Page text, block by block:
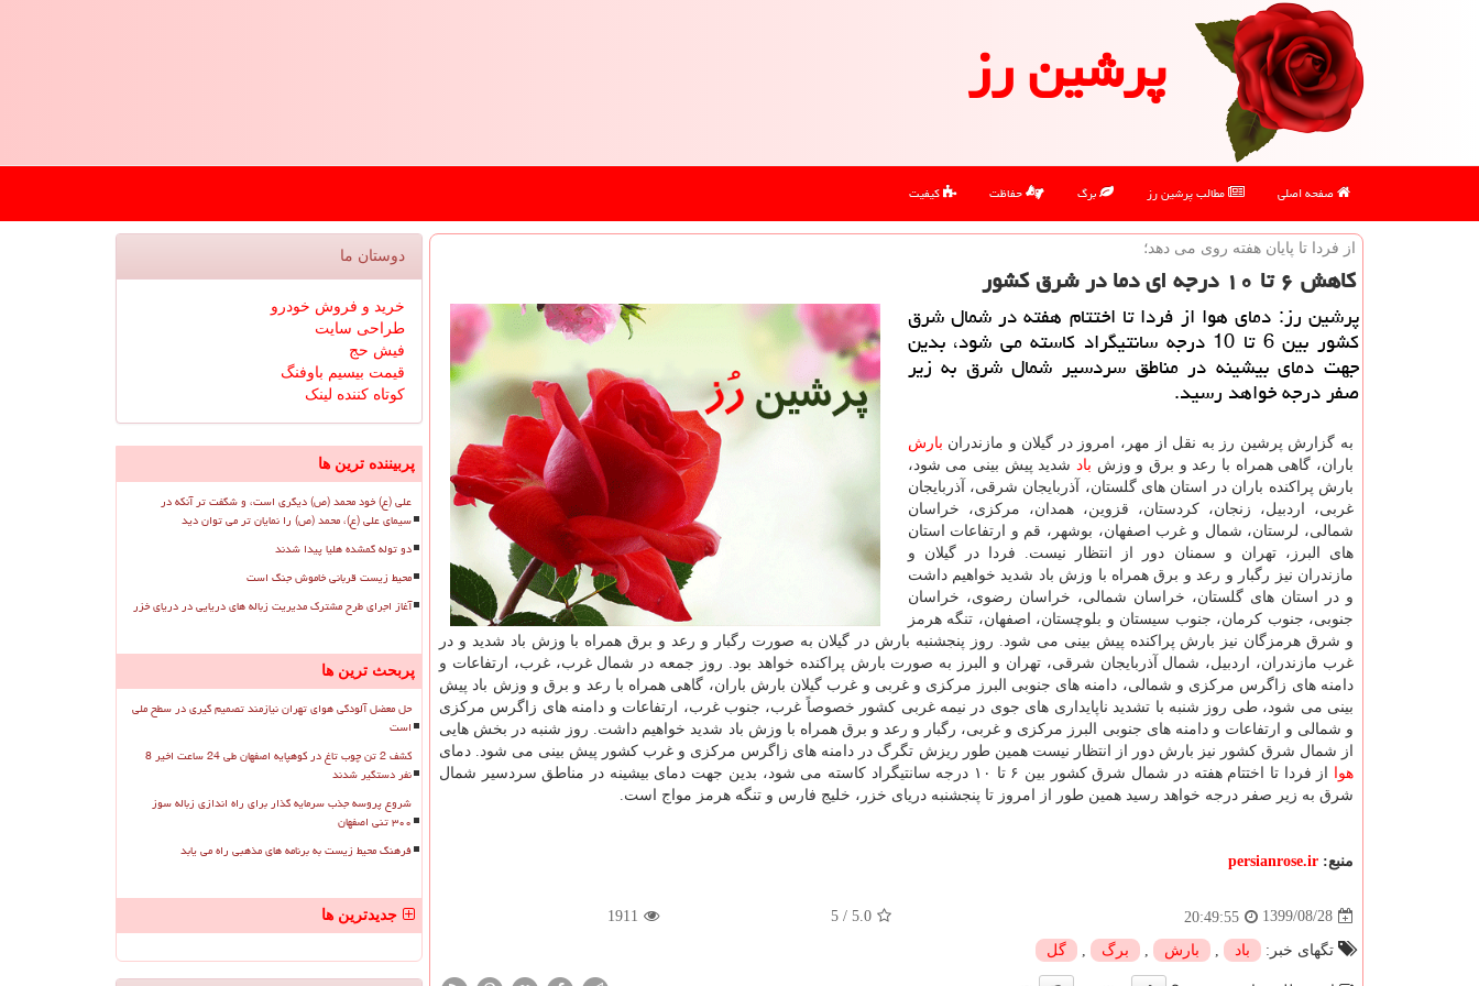
پرشین رز
صفحه اصلی مطالب پرشین رز برگ حفاظت کیفیت
از فردا تا پایان هفته روی می دهد؛
كاهش ۶ تا ۱۰ درجه ای دما در شرق كشور
پرشین رز: دمای هوا از فردا تا اختتام هفته در شمال شرق
كشور بین 6 تا 10 درجه سانتیگراد كاسته می شود، بدین
جهت دمای بیشینه در مناطق سردسیر شمال شرق به زیر
صفر درجه خواهد رسید.
به گزارش پرشین رز به نقل از مهر، امروز در گیلان و مازندران بارش
باران، گاهی همراه با رعد و برق و وزش باد شدید پیش بینی می شود،
بارش پراکنده باران در استان های گلستان، آذربایجان شرقی، آذربایجان
غربی، اردبیل، زنجان، کردستان، قزوین، همدان، مرکزی، خراسان
شمالی، لرستان، شمال و غرب اصفهان، بوشهر، قم و ارتفاعات استان
های البرز، تهران و سمنان دور از انتظار نیست. فردا در گیلان و
مازندران نیز رگبار و رعد و برق همراه با وزش باد شدید خواهیم داشت
و در استان های گلستان، خراسان شمالی، خراسان رضوی، خراسان
جنوبی، جنوب کرمان، جنوب سیستان و بلوچستان، اصفهان، تنگه هرمز
و شرق هرمزگان نیز بارش پراکنده پیش بینی می شود. روز پنجشنبه بارش در گیلان به صورت رگبار و رعد و برق همراه با وزش باد شدید و در
غرب مازندران، اردبیل، شمال آذربایجان شرقی، تهران و البرز به صورت بارش پراکنده خواهد بود. روز جمعه در شمال غرب، غرب، ارتفاعات و
دامنه های زاگرس مرکزی و شمالی، دامنه های جنوبی البرز مرکزی و غربی و غرب گیلان بارش باران، گاهی همراه با رعد و برق و وزش باد پیش
بینی می شود، طی روز شنبه با تشدید ناپایداری های جوی در نیمه غربی کشور خصوصاً غرب، جنوب غرب، ارتفاعات و دامنه های زاگرس مرکزی
و شمالی و ارتفاعات و دامنه های جنوبی البرز مرکزی و غربی، رگبار و رعد و برق همراه با وزش باد شدید خواهیم داشت. روز شنبه در بخش هایی
از شمال شرق کشور نیز بارش دور از انتظار نیست همین طور ریزش تگرگ در دامنه های زاگرس مرکزی و غرب کشور پیش بینی می شود. دمای
هوا
از فردا تا اختتام هفته در شمال شرق کشور بین ۶ تا ۱۰ درجه سانتیگراد کاسته می شود، بدین جهت دمای بیشینه در مناطق سردسیر شمال
شرق به زیر صفر درجه خواهد رسید همین طور از امروز تا پنجشنبه دریای خزر، خلیج فارس و تنگه هرمز مواج است.
منبع: persianrose.ir
1399/08/28
20:49:55
5.0
/
5
1911
تگهای خبر: باد بارش برگ گل
دوستان ما
خرید و فروش خودرو
طراحی سایت
فیش حج
قیمت بیسیم باوفنگ
کوتاه کننده لینک
پربیننده ترین ها
علی (ع) خود محمد (ص) دیگری است، و شگفت تر آنکه در
سیمای علی (ع)، محمد (ص) را نمایان تر می توان دید
دو توله گمشده هلیا پیدا شدند
محیط زیست قربانی خاموش جنگ است
آغاز اجرای طرح مشترک مدیریت زباله های دریایی در دریای خزر
پربحث ترین ها
حل معضل آلودگی هوای تهران نیازمند تصمیم گیری در سطح ملی
است
کشف 2 تن چوب تاغ در کوهپایه اصفهان طی 24 ساعت اخیر 8
نفر دستگیر شدند
شروع پروسه جذب سرمایه گذار برای راه اندازی زباله سوز
۳۰۰ تنی اصفهان
فرهنگ محیط زیست به برنامه های مذهبی راه می یابد
جدیدترین ها